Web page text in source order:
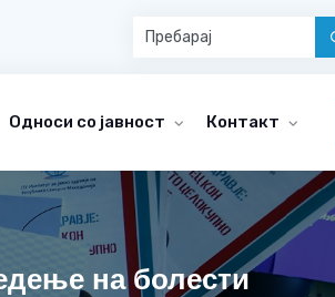
Односи со јавност Контакт
на болести